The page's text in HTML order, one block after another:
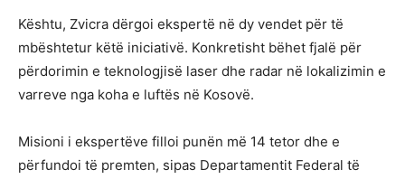
Kështu, Zvicra dërgoi ekspertë në dy vendet për të
mbështetur këtë iniciativë. Konkretisht bëhet fjalë për
përdorimin e teknologjisë laser dhe radar në lokalizimin e
varreve nga koha e luftës në Kosovë.
Misioni i ekspertëve filloi punën më 14 tetor dhe e
përfundoi të premten, sipas Departamentit Federal të